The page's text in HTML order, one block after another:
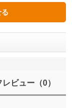
レビュー（0）